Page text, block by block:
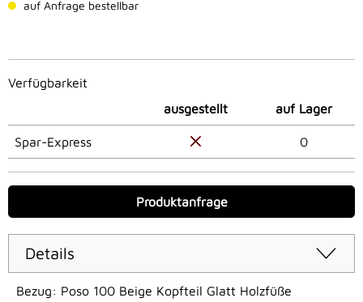
auf Anfrage bestellbar
Verfügbarkeit
ausgestellt
auf Lager
Spar-Express 0
Produktanfrage
Details
Bezug: Poso 100 Beige Kopfteil Glatt Holzfüße